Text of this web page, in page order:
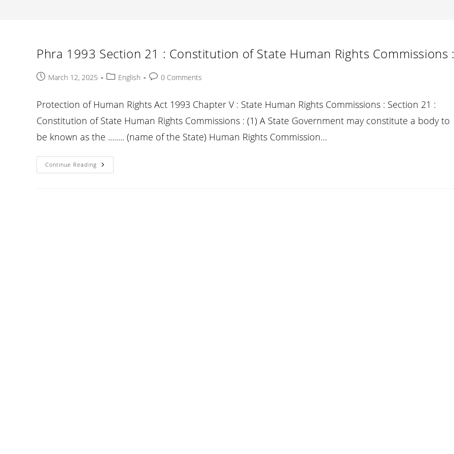
Phra 1993 Section 21 : Constitution of State Human Rights Commissions :
PostMarch 12, 2025
PostEnglish
Post0 Comments
Protection of Human Rights Act 1993 Chapter V : State Human Rights Commissions : Section 21 :
Constitution of State Human Rights Commissions : (1) A State Government may constitute a body to
be known as the ........ (name of the State) Human Rights Commission…
Continue Reading Phra
1993